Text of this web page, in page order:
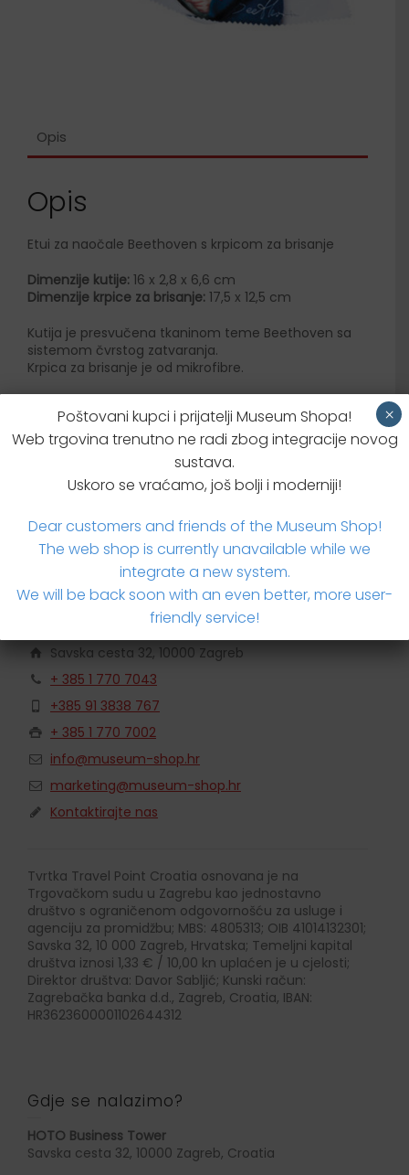
Opis
Opis
Etui za naočale Beethoven s krpicom za brisanje
Dimenzije kutije: 16 x 2,8 x 6,6 cm
Dimenzije krpice za brisanje: 17,5 x 12,5 cm
Kutija je presvučena tkaninom teme Beethoven sa
sistemom čvrstog zatvaranja.
Krpica za brisanje je od mikrofibre.
Dodatne informacije
Brzi upit za proizvodom
Travel Point Croatia
Savska cesta 32, 10000 Zagreb
+ 385 1 770 7043
+385 91 3838 767
+ 385 1 770 7002
info@museum-shop.hr
marketing@museum-shop.hr
Kontaktirajte nas
Tvrtka Travel Point Croatia osnovana je na
Trgovačkom sudu u Zagrebu kao jednostavno
društvo s ograničenom odgovornošću za usluge i
agenciju za promidžbu; MBS: 4805313; OIB 41014132301;
Savska 32, 10 000 Zagreb, Hrvatska; Temeljni kapital
društva iznosi 1,33 € / 10,00 kn uplaćen je u cjelosti;
Direktor društva: Davor Sabljić; Kunski račun:
Zagrebačka banka d.d., Zagreb, Croatia, IBAN:
HR3623600001102644312
Gdje se nalazimo?
HOTO Business Tower
Savska cesta 32, 10000 Zagreb, Croatia
Poštovani kupci i prijatelji Museum Shopa!
Web trgovina trenutno ne radi zbog integracije novog
sustava.
Uskoro se vraćamo, još bolji i moderniji!
Dear customers and friends of the Museum Shop!
The web shop is currently unavailable while we
integrate a new system.
We will be back soon with an even better, more user-
friendly service!
×